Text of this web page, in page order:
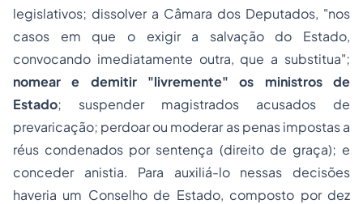
legislativos; dissolver a Câmara dos Deputados, "nos
casos em que o exigir a salvação do Estado,
convocando imediatamente outra, que a substitua";
nomear e demitir "livremente" os ministros de
Estado; suspender magistrados acusados de
prevaricação; perdoar ou moderar as penas impostas a
réus condenados por sentença (direito de graça); e
conceder anistia. Para auxiliá-lo nessas decisões
haveria um Conselho de Estado, composto por dez